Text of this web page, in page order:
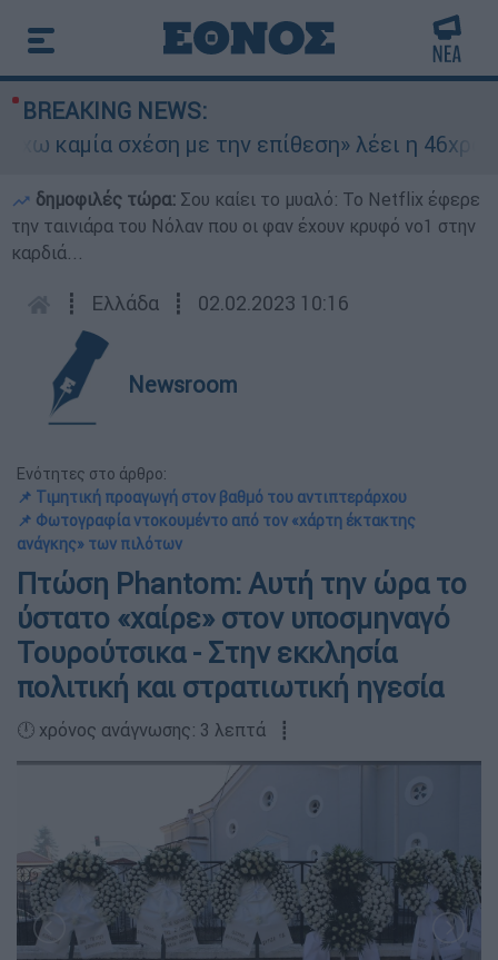
BREAKING NEWS:
σχέση με την επίθεση» λέει η 46χρονη -
δημοφιλές τώρα: Σου καίει το μυαλό: Το Netflix έφερε
την ταινιάρα του Νόλαν που οι φαν έχουν κρυφό νο1 στην
καρδιά...
┋ Ελλάδα ┋ 02.02.2023 10:16
Newsroom
Ενότητες στο άρθρο:
📌 Τιμητική προαγωγή στον βαθμό του αντιπτεράρχου
📌 Φωτογραφία ντοκουμέντο από τον «χάρτη έκτακτης
ανάγκης» των πιλότων
Πτώση Phantom: Αυτή την ώρα το
ύστατο «χαίρε» στον υποσμηναγό
Τουρούτσικα - Στην εκκλησία
πολιτική και στρατιωτική ηγεσία
🕛 χρόνος ανάγνωσης: 3 λεπτά ┋